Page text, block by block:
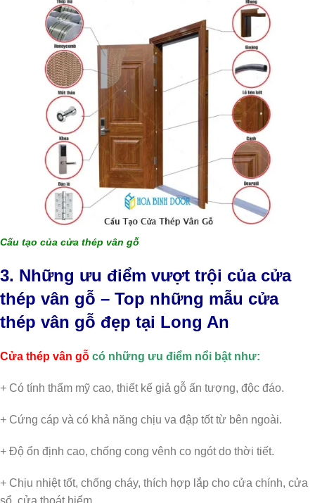
Cấu tạo của cửa thép vân gỗ
3. Những ưu điểm vượt trội của cửa
thép vân gỗ – Top những mẫu cửa
thép vân gỗ đẹp tại Long An
Cửa thép vân gỗ có những ưu điểm nổi bật như:
+ Có tính thẩm mỹ cao, thiết kế giả gỗ ấn tượng, độc đáo.
+ Cứng cáp và có khả năng chịu va đập tốt từ bên ngoài.
+ Độ ổn định cao, chống cong vênh co ngót do thời tiết.
+ Chịu nhiệt tốt, chống cháy, thích hợp lắp cho cửa chính, cửa